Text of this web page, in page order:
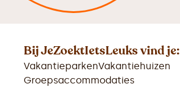
Bij JeZoektIetsLeuks vind je:
VakantieparkenVakantiehuizen
Groepsaccommodaties